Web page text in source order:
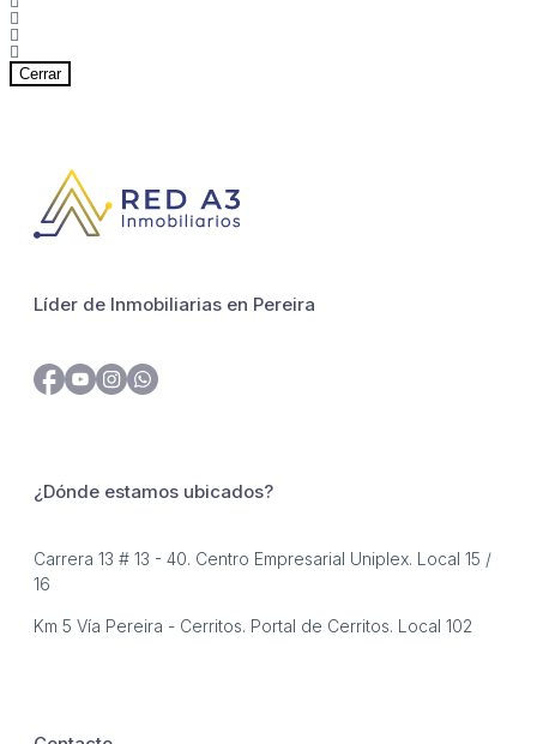
Cerrar
Líder de Inmobiliarias en Pereira
¿Dónde estamos ubicados?
Carrera 13 # 13 - 40. Centro Empresarial Uniplex. Local 15 /
16
Km 5 Vía Pereira - Cerritos. Portal de Cerritos. Local 102